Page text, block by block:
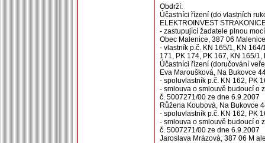
Obdrží:
Účastníci řízení (do vlastních
ELEKTROINVEST
- zastupující žadatele plnou mocí
Obec Malenice, 387 06
- vlastník p.č. KN 165/1, KN
171, PK 174, PK 167, KN 165/
Účastníci řízení (doručování
Eva Maroušková, Na Bukovce
- spoluvlastník p.č. KN 162, PK
- smlouva o smlouvě budoucí o
č. 5007271/00 ze dne 6.9.2007
Růžena Koubová, Na Bukovce
- spoluvlastník p.č. KN 162, PK
- smlouva o smlouvě budoucí o
č. 5007271/00 ze dne 6.9.2007
Jaroslava Mrázová, 387 06 M